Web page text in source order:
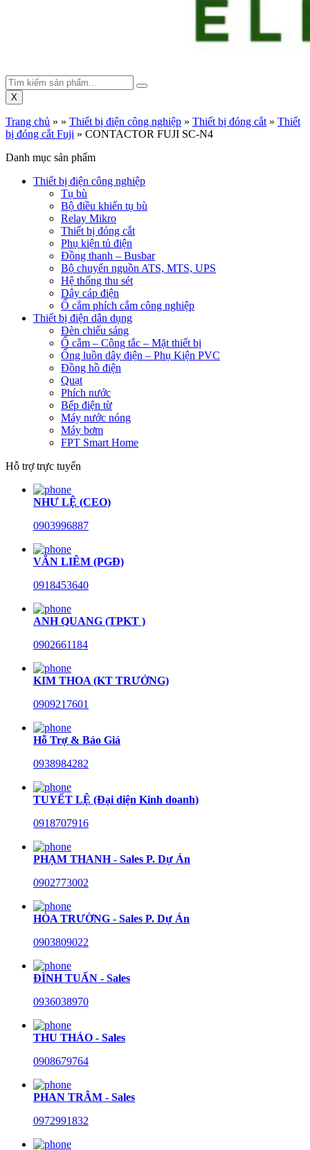
X
Trang chủ » » Thiết bị điện công nghiệp » Thiết bị đóng cắt » Thiết
bị đóng cắt Fuji » CONTACTOR FUJI SC-N4
Danh mục sản phẩm
Thiết bị điện công nghiệp
Tụ bù
Bộ điều khiển tụ bù
Relay Mikro
Thiết bị đóng cắt
Phụ kiện tủ điện
Đồng thanh – Busbar
Bộ chuyển nguồn ATS, MTS, UPS
Hệ thống thu sét
Dây cáp điện
Ổ cắm phích cắm công nghiệp
Thiết bị điện dân dụng
Đèn chiếu sáng
Ổ cắm – Công tắc – Mặt thiết bị
Ống luồn dây điện – Phụ Kiện PVC
Đồng hồ điện
Quạt
Phích nước
Bếp điện từ
Máy nước nóng
Máy bơm
FPT Smart Home
Hỗ trợ trực tuyến
NHƯ LỆ (CEO)
0903996887
VĂN LIÊM (PGĐ)
0918453640
ANH QUANG (TPKT )
0902661184
KIM THOA (KT TRƯỞNG)
0909217601
Hỗ Trợ & Báo Giá
0938984282
TUYẾT LỆ (Đại diện Kinh doanh)
0918707916
PHẠM THANH - Sales P. Dự Án
0902773002
HÒA TRƯỜNG - Sales P. Dự Án
0903809022
ĐÌNH TUẤN - Sales
0936038970
THU THẢO - Sales
0908679764
PHAN TRÂM - Sales
0972991832